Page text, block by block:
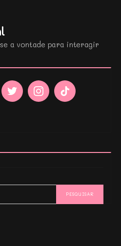
a vontade para interagir